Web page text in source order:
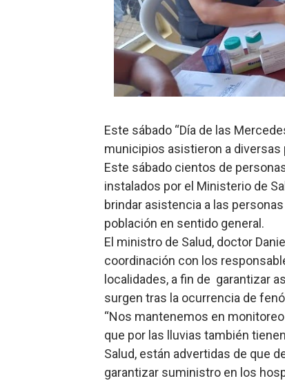
Cacerolazos, gomas
Roberto Ángel
Roberto Ángel
Lee Ballester a los
Operativo
Trabajadores de la
Ministerio de Cultura
Más de 180
Restaurante Amigos
Este sábado “Día de las
municipios asistieron a
Este sábado cientos de
instalados por el Ministerio de
brindar asistencia a las
población en sentido general.
El ministro de Salud, doctor
coordinación con los
localidades, a fin de garantizar
surgen tras la ocurrencia de
“Nos mantenemos en
que por las lluvias también
Salud, están advertidas de que
garantizar suministro en los